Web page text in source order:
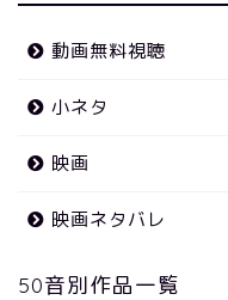
動画無料視聴
小ネタ
映画
映画ネタバレ
50音別作品一覧